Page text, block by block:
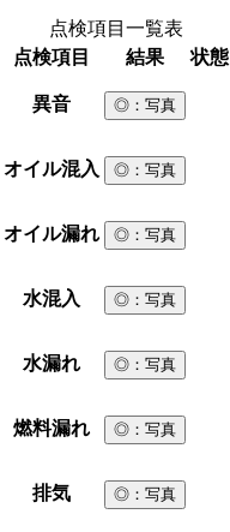
点検項目一覧表
点検項目
結果 状態
異音 ◎ ：写真
オイル混入 ◎ ：写真
オイル漏れ ◎ ：写真
水混入 ◎ ：写真
水漏れ ◎ ：写真
燃料漏れ ◎ ：写真
排気 ◎ ：写真